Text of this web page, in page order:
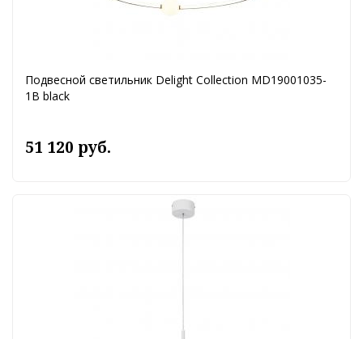
Подвесной светильник Delight Collection MD19001035-
1B black
51 120 руб.